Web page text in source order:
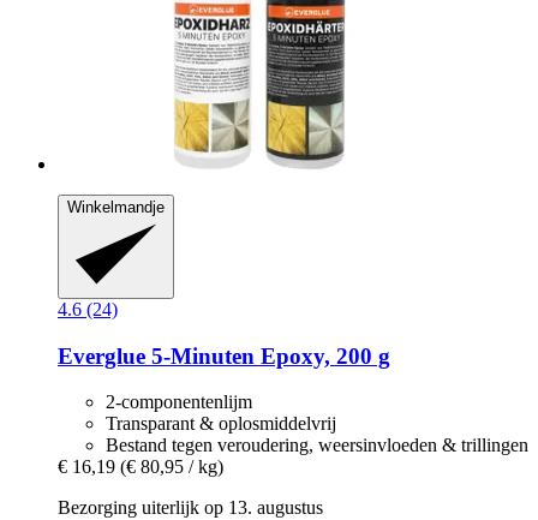
Winkelmandje
4.6 (24)
Everglue 5-​Minuten Epoxy, 200 g
2-componentenlijm
Transparant & oplosmiddelvrij
Bestand tegen veroudering, weersinvloeden & trillingen
€ 16,19 (€ 80,95 / kg)
Bezorging uiterlijk op 13. augustus